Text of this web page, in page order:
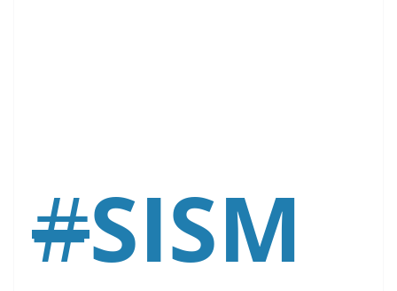
#SISM